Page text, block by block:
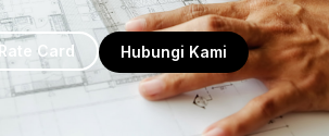
Rate Card Hubungi Kami